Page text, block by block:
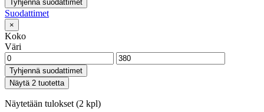
Tyhjennä suodattimet
Suodattimet
×
Koko
Väri
Tyhjennä suodattimet
Näytä 2 tuotetta
Näytetään tulokset (2 kpl)